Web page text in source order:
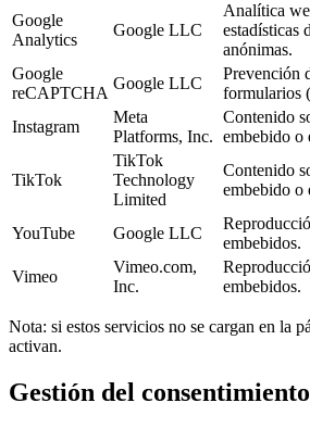
Google
Analytics
Google LLC
Analítica
estadísticas
anónimas.
Google
reCAPTCHA
Google LLC
Prevención
formularios
Instagram
Meta
Platforms, Inc.
Contenido
embebido o
TikTok
TikTok
Technology
Limited
Contenido
embebido o
YouTube Google LLC
embebidos.
Vimeo
Vimeo.com,
Inc.
embebidos.
Nota: si estos servicios no se cargan en la
activan.
Gestión del consentimiento